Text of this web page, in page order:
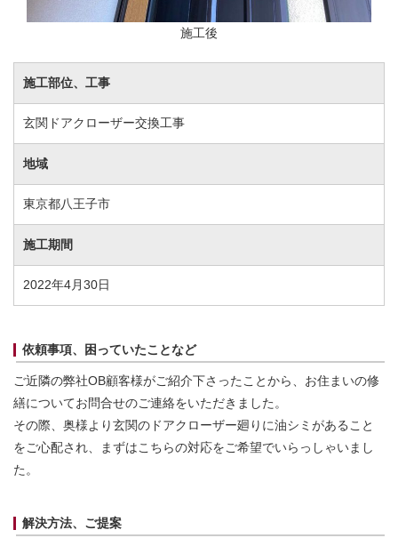
施工後
施工部位、工事
玄関ドアクローザー交換工事
地域
東京都八王子市
施工期間
2022年4月30日
依頼事項、困っていたことなど
ご近隣の弊社OB顧客様がご紹介下さったことから、お住まいの修
繕についてお問合せのご連絡をいただきました。
その際、奥様より玄関のドアクローザー廻りに油シミがあること
をご心配され、まずはこちらの対応をご希望でいらっしゃいまし
た。
解決方法、ご提案